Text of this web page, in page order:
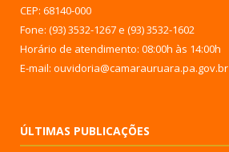
CEP: 68140-000
Fone: (93) 3532-1267 e (93) 3532-1602
Horário de atendimento: 08:00h às 14:00h
E-mail: ouvidoria@camarauruara.pa.gov.br
ÚLTIMAS PUBLICAÇÕES